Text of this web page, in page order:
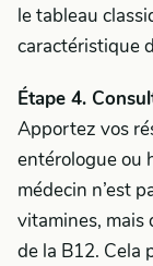
le tableau
caractéristique
Étape 4.
Apportez vos
entérologue ou
médecin n’est
vitamines, mais
de la B12. Cela